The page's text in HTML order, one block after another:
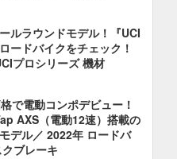
ルラウンドモデル！『UCI
ードバイクをチェック！
プロシリーズ 機材
で電動コンポデビュー！
AXS（電動12速）搭載の
デル／ 2022年 ロードバ
ブレーキ